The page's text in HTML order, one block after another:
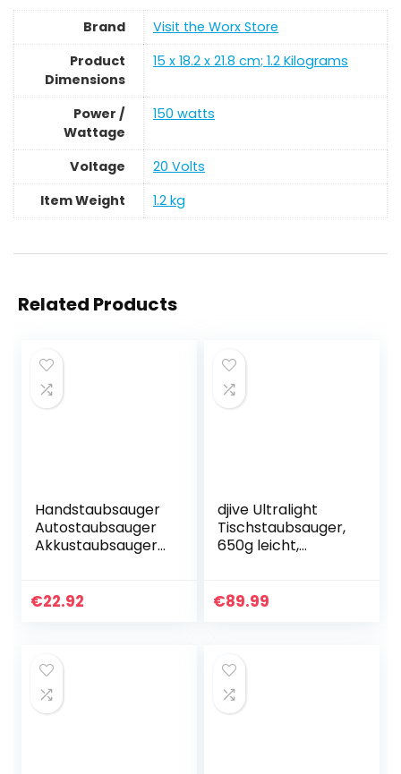
Brand
Visit the Worx Store
Product
Dimensions
‎15 x 18.2 x 21.8 cm; 1.2 Kilograms
Power /
Wattage
‎150 watts
Voltage
‎20 Volts
Item Weight
‎1.2 kg
Related Products
Handstaubsauger
Autostaubsauger
Akkustaubsauger
Handsauger
€22.92
djive Ultralight
Tischstaubsauger,
650g leicht,
Handstaubsauger,
€89.99